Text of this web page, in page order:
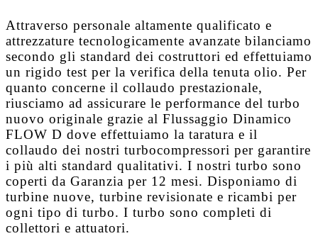
Attraverso personale altamente qualificato e
attrezzature tecnologicamente avanzate bilanciamo
secondo gli standard dei costruttori ed effettuiamo
un rigido test per la verifica della tenuta olio. Per
quanto concerne il collaudo prestazionale,
riusciamo ad assicurare le performance del turbo
nuovo originale grazie al Flussaggio Dinamico
FLOW D dove effettuiamo la taratura e il
collaudo dei nostri turbocompressori per garantire
i più alti standard qualitativi. I nostri turbo sono
coperti da Garanzia per 12 mesi. Disponiamo di
turbine nuove, turbine revisionate e ricambi per
ogni tipo di turbo. I turbo sono completi di
collettori e attuatori.